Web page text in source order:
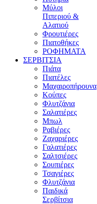
Μύλοι
Πιπεριού &
Αλατιού
Φρουτιέρες
Πιατοθήκες
ΡΟΦΗΜΑΤΑ
ΣΕΡΒΙΤΣΙΑ
Πιάτα
Πιατέλες
Μαχαιροπήρουνα
Κούπες
Φλυτζάνια
Σαλατιέρες
Μπωλ
Ραβιέρες
Ζαχαριέρες
Γαλατιέρες
Σαλτσιέρες
Σουπιέρες
Τσαγιέρες
Φλυτζάνια
Παιδικά
Σερβίτσια